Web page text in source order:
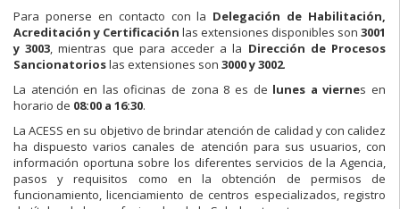
Para ponerse en contacto con la Delegación de Habilitación,
Acreditación y Certificación las extensiones disponibles son 3001
y 3003, mientras que para acceder a la Dirección de Procesos
Sancionatorioslas extensiones son 3000 y 3002.
La atención en las oficinas de zona 8 es de lunes a viernes en
horario de 08:00 a 16:30.
La ACESS en su objetivo de brindar atención de calidad y con calidez
ha dispuesto varios canales de atención para sus usuarios, con
información oportuna sobre los diferentes servicios de la Agencia,
pasos y requisitos como en la obtención de permisos de
funcionamiento, licenciamiento de centros especializados, registro